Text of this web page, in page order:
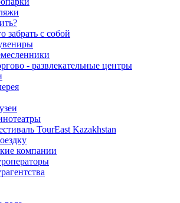
забрать с собой
- развлекательные центры
TourEast Kazakhstan
компании